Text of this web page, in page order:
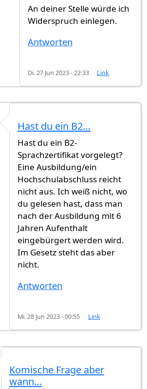
An deiner Stelle würde ich
Widerspruch einlegen.
Antworten
Di. 27 Jun 2023 - 22:33 Link
Ich brauche eure Hilfe
Hast du ein B2…
Hast du ein B2-
Sprachzertifikat vorgelegt?
Eine Ausbildung/ein
Hochschulabschluss reicht
nicht aus. Ich weiß nicht, wo
du gelesen hast, dass man
nach der Ausbildung mit 6
Jahren Aufenthalt
eingebürgert werden wird.
Im Gesetz steht das aber
nicht.
Antworten
Mi. 28 Jun 2023 - 00:55 Link
Komische Frage aber
wann…